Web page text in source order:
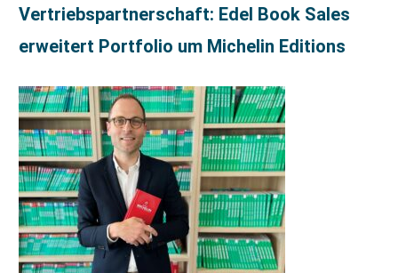
Vertriebspartnerschaft: Edel Book Sales
erweitert Portfolio um Michelin Editions